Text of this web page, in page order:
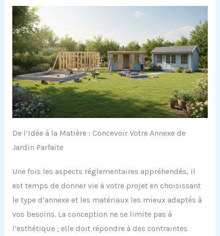
De l’Idée à la Matière : Concevoir Votre Annexe de
Jardin Parfaite
Une fois les aspects réglementaires appréhendés, il
est temps de donner vie à votre projet en choisissant
le type d’annexe et les matériaux les mieux adaptés à
vos besoins. La conception ne se limite pas à
l’esthétique ; elle doit répondre à des contraintes